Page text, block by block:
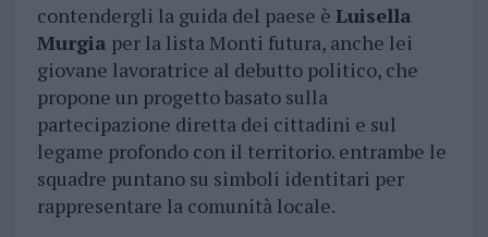
contendergli la guida del paese è Luisella
Murgia per la lista Monti futura, anche lei
giovane lavoratrice al debutto politico, che
propone un progetto basato sulla
partecipazione diretta dei cittadini e sul
legame profondo con il territorio. entrambe le
squadre puntano su simboli identitari per
rappresentare la comunità locale.